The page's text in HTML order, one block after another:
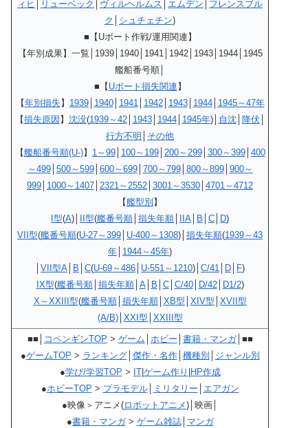
ィヒ リューベック ヴィルヘルムス エムデン
フレンスブル
ク
シュチェチン)
■【Uボート作戦/運用関連】
【年別成果】一覧│1939│1940│1941│1942│1943│1944│1945
艦船番号順│
■ 【Uボート損失関連】
【年別損失】 1939│ 1940│ 1941 1942│ 1943│ 1944│ 1945～47年
【損失原因】 沈没(1939～42│ 1943│ 1944│ 1945年)│ 自沈│ 降伏
行方不明
その他
【艦船番号順(U-)】 1～99│ 100～199│ 200～299│ 300～399│ 400
～499│ 500～599│ 600～699│ 700～799│ 800～899│ 900～
999 1000～1407 2321～2552 3001～3530 4701～4712
【艦型別】
I型(A)│ II型(艦番号順 損失年順 IIA B C D)
VII型(艦番号順(U-27～399 U-400～1308)│ 損失年順(1939～43
年 1944～45年)
VII型A B C(U-69～486 U-551～1210)│ C/41 D F)
IX型(艦番号順│ 損失年順│ A│ B C│ C/40│ D/42│ D1/2)
X～XXIII型(艦番号順│ 損失年順│ XB型 XIV型 XVII型
(A/B)│ XXI型 XXIII型
■■│ コペンギンTOP > ゲーム ホビー 書籍・マンガ│■■
●ゲームTOP > ランキング│ 傑作・名作│ 機種別
ジャンル別
●学び/学習TOP > IT|ゲーム作り |HP作成
●ホビーTOP > プラモデル│ ミリタリー
エアガン
●映像＞アニメ(ロボットアニメ)│映画│
●書籍・マンガ> ゲーム雑誌│ マンガ